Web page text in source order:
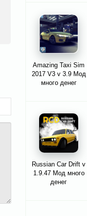
Amazing Taxi Sim
2017 V3 v 3.9 Мод
много денег
Russian Car Drift v
1.9.47 Мод много
денег